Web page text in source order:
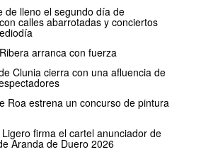
de lleno el segundo día de
calles abarrotadas y conciertos
arranca con fuerza
Clunia cierra con una afluencia de
Roa estrena un concurso de pintura
firma el cartel anunciador de
Aranda de Duero 2026